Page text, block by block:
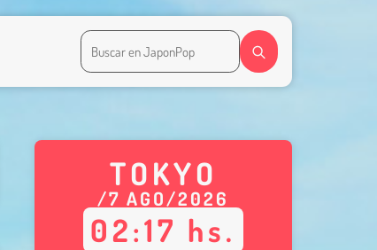
TOKYO
/7 AGO/2026
02:17 hs.